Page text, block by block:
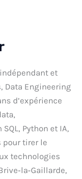
et
Data Engineering
d’expérience
Python et IA,
pour tirer le
technologies